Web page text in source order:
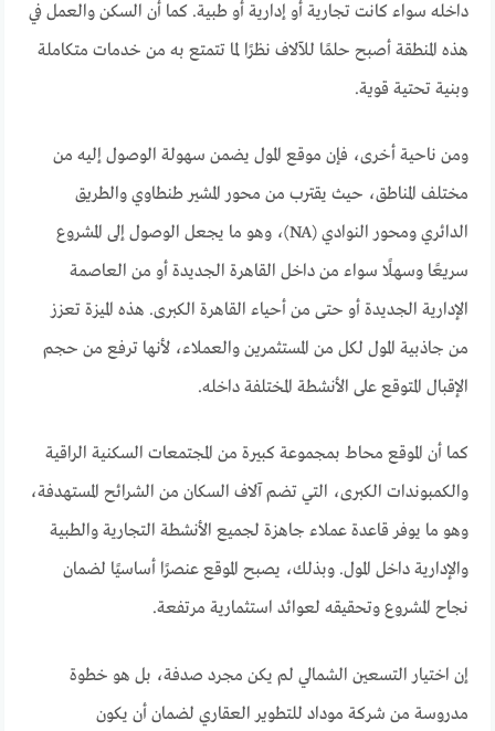
داخله سواء كانت تجارية أو إدارية أو طبية. كما أن السكن والعمل في
هذه المنطقة أصبح حلمًا للآلاف نظرًا لما تتمتع به من خدمات متكاملة
وبنية تحتية قوية.
ومن ناحية أخرى، فإن موقع المول يضمن سهولة الوصول إليه من
مختلف المناطق، حيث يقترب من محور المشير طنطاوي والطريق
الدائري ومحور النوادي (NA)، وهو ما يجعل الوصول إلى المشروع
سريعًا وسهلًا سواء من داخل القاهرة الجديدة أو من العاصمة
الإدارية الجديدة أو حتى من أحياء القاهرة الكبرى. هذه الميزة تعزز
من جاذبية المول لكل من المستثمرين والعملاء، لأنها ترفع من حجم
الإقبال المتوقع على الأنشطة المختلفة داخله.
كما أن الموقع محاط بمجموعة كبيرة من المجتمعات السكنية الراقية
والكمبوندات الكبرى، التي تضم آلاف السكان من الشرائح المستهدفة،
وهو ما يوفر قاعدة عملاء جاهزة لجميع الأنشطة التجارية والطبية
والإدارية داخل المول. وبذلك، يصبح الموقع عنصرًا أساسيًا لضمان
نجاح المشروع وتحقيقه لعوائد استثمارية مرتفعة.
إن اختيار التسعين الشمالي لم يكن مجرد صدفة، بل هو خطوة
مدروسة من شركة موداد للتطوير العقاري لضمان أن يكون